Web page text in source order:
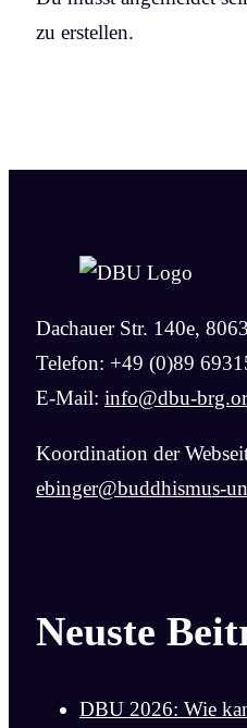
zu erstellen.
Dachauer Str. 140e,
Telefon: +49 (0)89
E-Mail: info@dbu-
Koordination der
ebinger@buddhismus-
Neuste
DBU 2026: Wie